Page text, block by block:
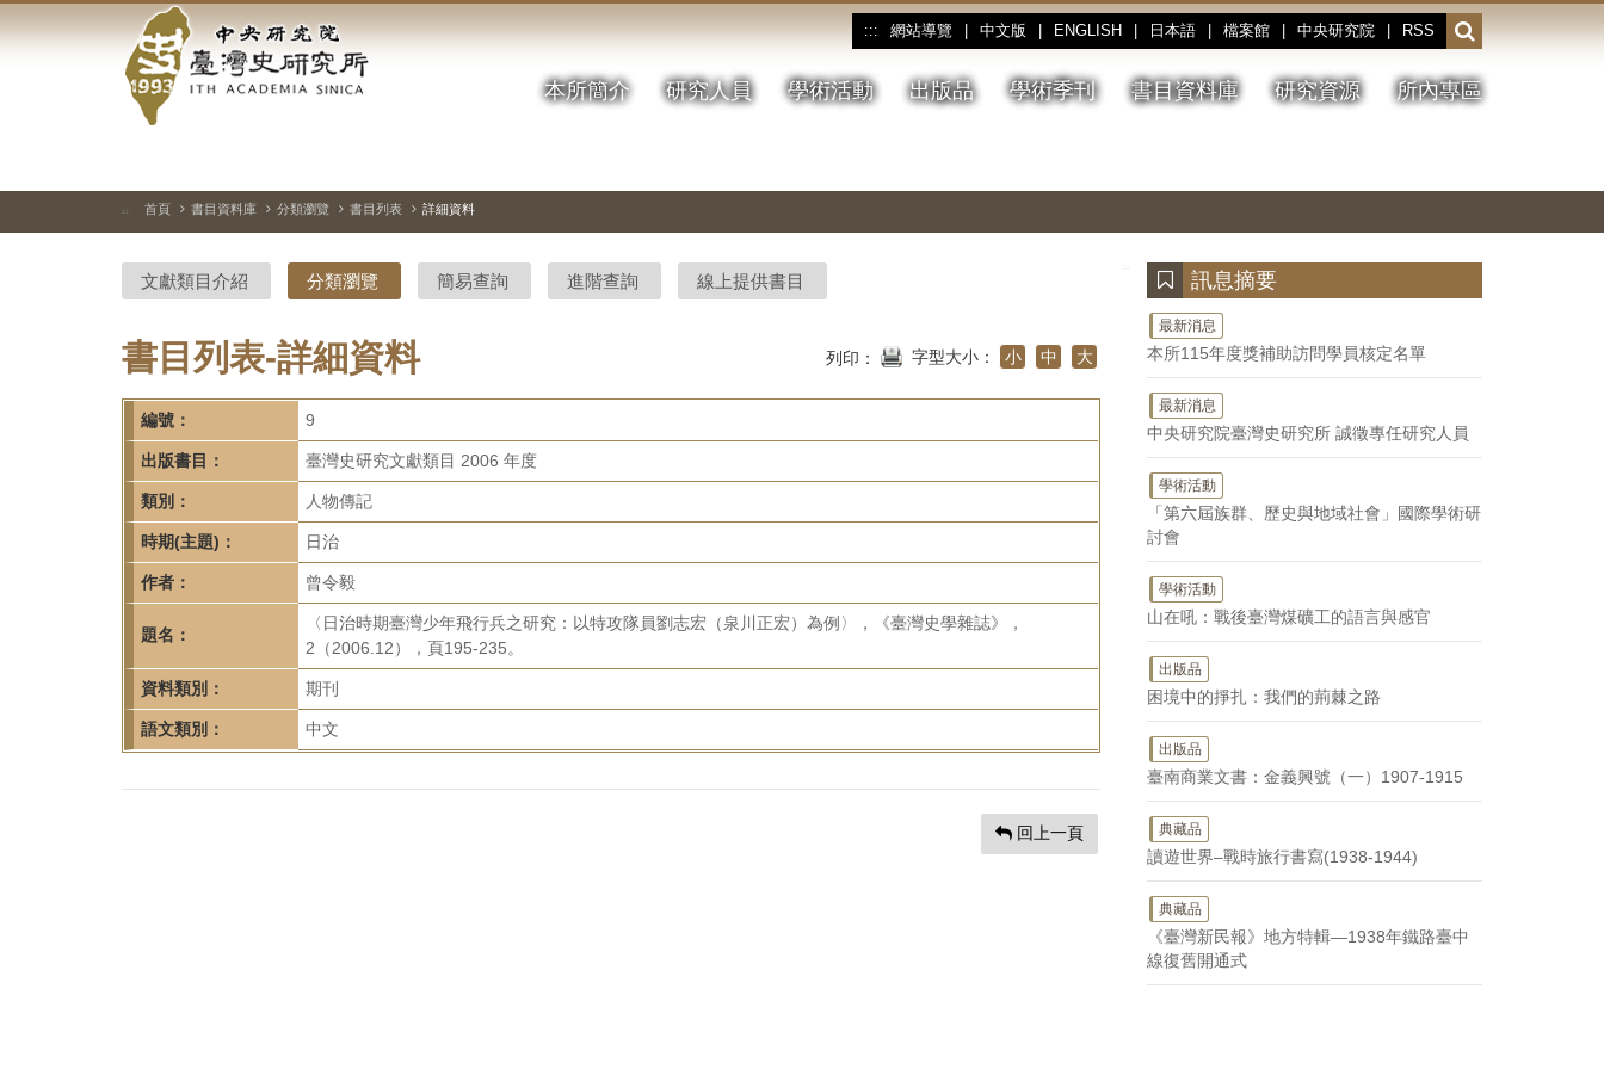
到
中
央
研
院-
臺
灣
史
研
究
所-
首
頁
::: 網站導覽 中文版 ENGLISH 日本語 檔案館 中央研究院 RSS
開
啟
或
收
本所簡介 研究人員 學術活動 出版品 學術季刊 書目資料庫 研究資源 所內專區
停、
圖
圖
結
::: 首頁 書目資料庫 分類瀏覽 書目列表 詳細資料
文獻類目介紹 分類瀏覽 簡易查詢 進階查詢 線上提供書目
書目列表-詳細資料 列印： 字型大小： 小 中 大
編號： 9
出版書目： 臺灣史研究文獻類目 2006 年度
類別： 人物傳記
時期(主題)： 日治
作者： 曾令毅
題名：
〈日治時期臺灣少年飛行兵之研究：以特攻隊員劉志宏（泉川正宏）為例〉，《臺灣史學雜誌》，
2（2006.12），頁195-235。
資料類別： 期刊
語文類別： 中文
回上一頁
訊息摘要
最新消息
本所115年度獎補助訪問學員核定名單
最新消息
中央研究院臺灣史研究所 誠徵專任研究人員
學術活動
「第六屆族群、歷史與地域社會」國際學術研
討會
學術活動
山在吼：戰後臺灣煤礦工的語言與感官
出版品
困境中的掙扎：我們的荊棘之路
出版品
臺南商業文書：金義興號（一）1907-1915
典藏品
讀遊世界–戰時旅行書寫(1938-1944)
典藏品
《臺灣新民報》地方特輯—1938年鐵路臺中
線復舊開通式